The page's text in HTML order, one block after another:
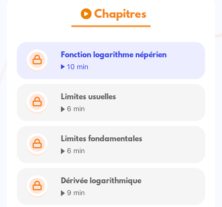
Chapitres
Fonction logarithme népérien
10 min
Limites usuelles
6 min
Limites fondamentales
6 min
Dérivée logarithmique
9 min